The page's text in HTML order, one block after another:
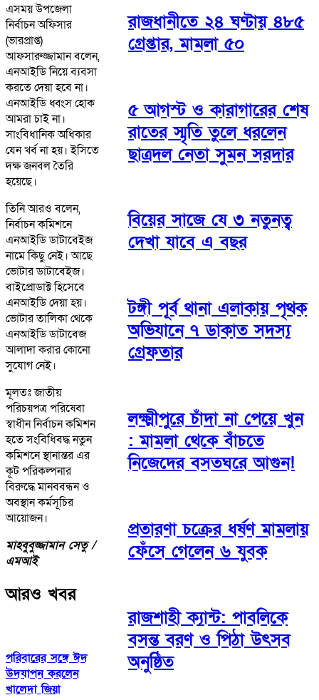
এসময় উপজেলা
নির্বাচন অফিসার
(ভারপ্রাপ্ত)
আফসারুজ্জামান বলেন,
এনআইডি নিয়ে ব্যবসা
করতে দেয়া হবে না।
এনআইডি ধ্বংস হোক
আমরা চাই না।
সাংবিধানিক অধিকার
যেন খর্ব না হয়। ইসিতে
দক্ষ জনবল তৈরি
হয়েছে।
তিনি আরও বলেন,
নির্বাচন কমিশনে
এনআইডি ডাটাবেইজ
নামে কিছু নেই। আছে
ভোটার ডাটাবেইজ।
বাইপ্রোডাক্ট হিসেবে
এনআইডি দেয়া হয়।
ভোটার তালিকা থেকে
এনআইডি ডাটাবেজ
আলাদা করার কোনো
সুযোগ নেই।
মূলতঃ জাতীয়
পরিচয়পত্র পরিষেবা
স্বাধীন নির্বাচন কমিশন
হতে সংবিধিবদ্ধ নতুন
কমিশনে স্থানান্তর এর
কূট পরিকল্পনার
বিরুদ্ধে মানববন্ধন ও
অবস্থান কর্মসূচির
আয়োজন।
মাহবুবুজ্জামান সেতু /
এমআই
আরও খবর
পরিবারের সঙ্গে ঈদ
উদযাপন করলেন
খালেদা জিয়া
রাজধানীতে ২৪ ঘণ্টায় ৪৮৫
গ্রেপ্তার, মামলা ৫০
৫ আগস্ট ও কারাগারের শেষ
রাতের স্মৃতি তুলে ধরলেন
ছাত্রদল নেতা সুমন সরদার
বিয়ের সাজে যে ৩ নতুনত্ব
দেখা যাবে এ বছর
টঙ্গী পূর্ব থানা এলাকায় পৃথক
অভিযানে ৭ ডাকাত সদস্য
গ্রেফতার
লক্ষ্মীপুরে চাঁদা না পেয়ে খুন
: মামলা থেকে বাঁচতে
নিজেদের বসতঘরে আগুন!
প্রতারণা চক্রের ধর্ষণ মামলায়
ফেঁসে গেলেন ৬ যুবক
রাজশাহী ক্যান্ট: পাবলিকে
বসন্ত বরণ ও পিঠা উৎসব
অনুষ্ঠিত